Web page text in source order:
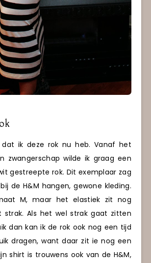
ik deze rok nu heb. Vanaf het
zwangerschap wilde ik graag een
gestreepte rok. Dit exemplaar zag
de H&M hangen, gewone kleding.
M, maar het elastiek zit nog
strak. Als het wel strak gaat zitten
dan kan ik de rok ook nog een tijd
dragen, want daar zit ie nog een
shirt is trouwens ook van de H&M,